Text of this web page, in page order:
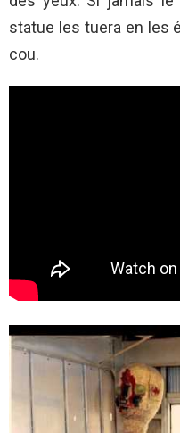
statue les tuera en les
cou.